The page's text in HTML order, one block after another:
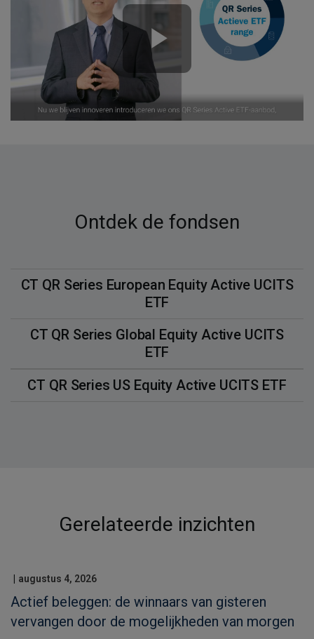
Ontdek de fondsen
CT QR Series European Equity Active UCITS
ETF
CT QR Series Global Equity Active UCITS
ETF​
CT QR Series US Equity Active UCITS ETF​
Gerelateerde inzichten
augustus 4, 2026
Actief beleggen: de winnaars van gisteren
vervangen door de mogelijkheden van morgen